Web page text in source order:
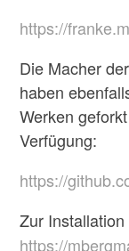
https://
Die Macher der
haben
Werken
Verfügung:
https://
Zur
https://